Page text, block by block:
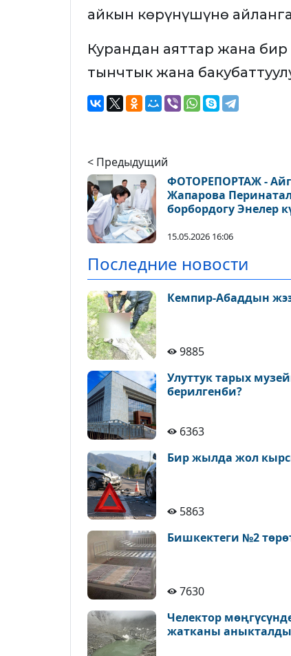
айкын көрүнүшүнө
Курандан аяттар жана
тынчтык жана
< Предыдущий
ФОТОРЕПОРТАЖ -
Жапарова
борбордогу Энелер
катышты
15.05.2026 16:06
Последние новости
Кемпир-Абаддын
9885
Улуттук тарых
берилгенби?
6363
Бир жылда жол
5863
Бишкектеги №2
7630
Челектор
жатканы аныкталды